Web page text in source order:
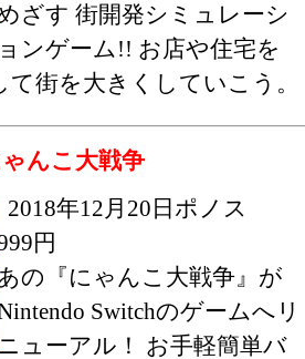
ざす 街開発シミュレーシ
ョンゲーム!! お店や住宅を
て街を大きくしていこう。
んこ大戦争
2018年12月20日ポノス
円
の『にゃんこ大戦争』が
Switchのゲームへリ
ューアル！ お手軽簡単バ